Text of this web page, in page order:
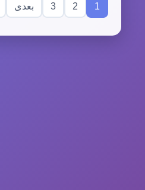
1
2
3 بعدی